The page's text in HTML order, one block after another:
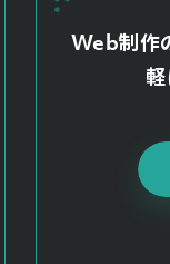
Web制作